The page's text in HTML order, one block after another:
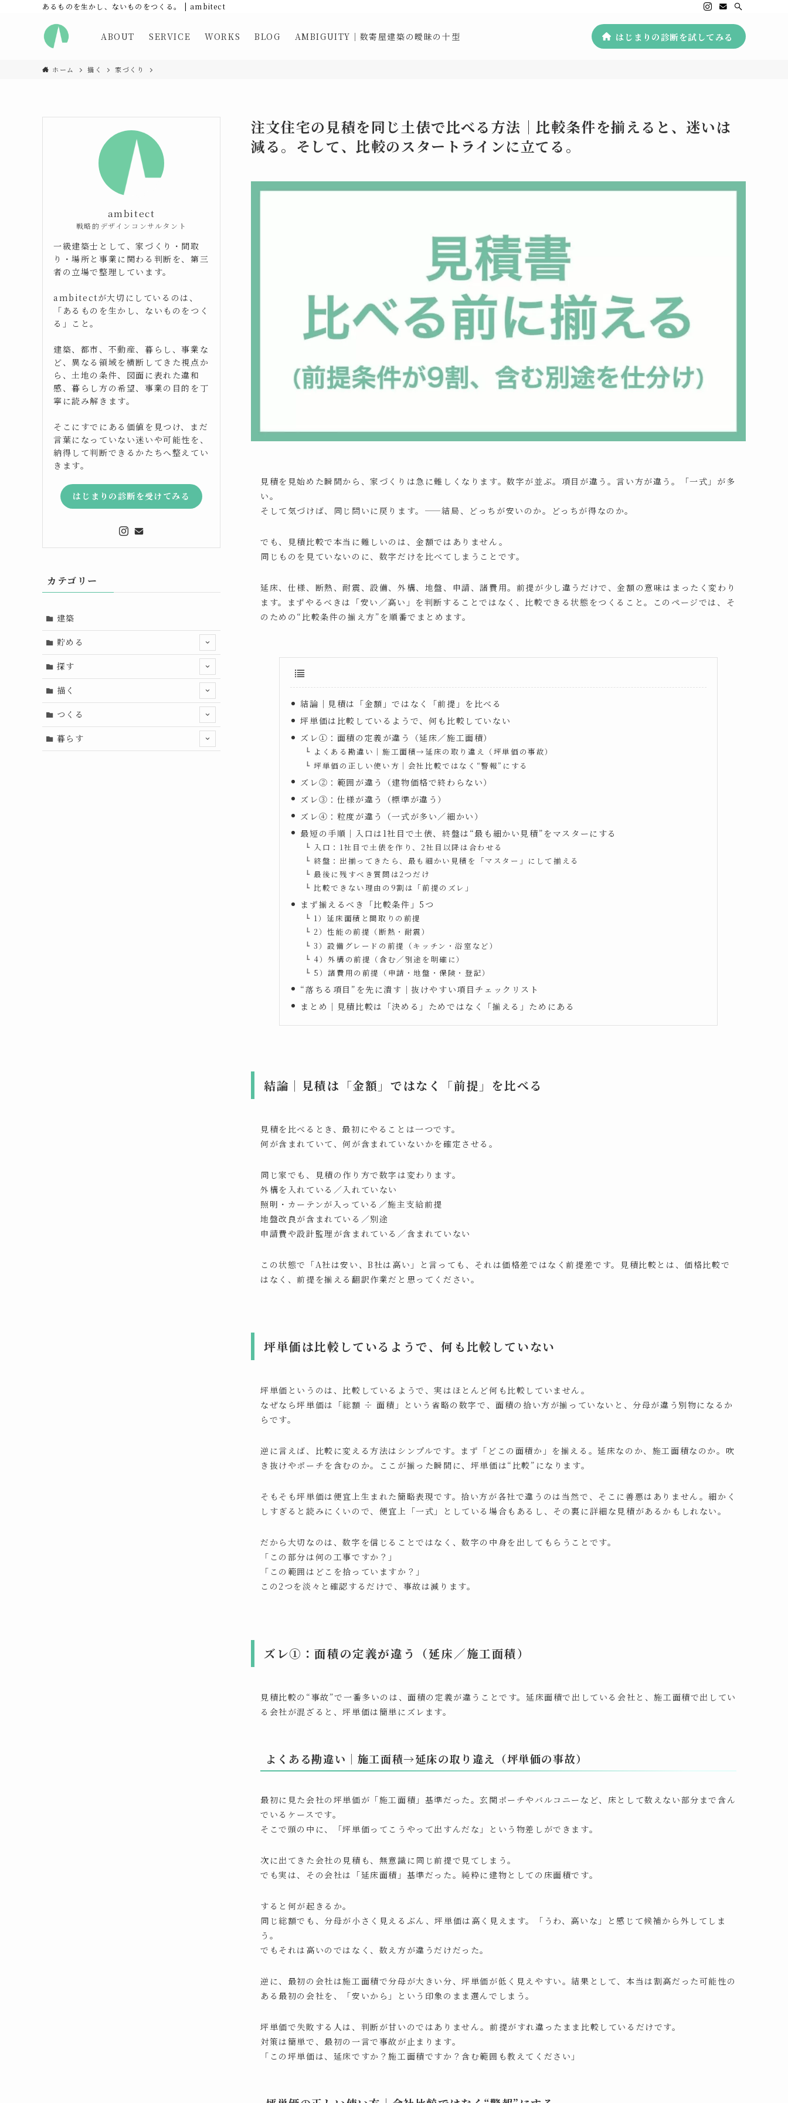
あるものを生かし、ないものをつくる。 | ambitect
ABOUT SERVICE WORKS BLOG AMBIGUITY｜数寄屋建築の曖昧の十型 はじまりの診断を試してみる
ホーム 描く 家づくり
注文住宅の見積を同じ土俵で比べる方法｜比較条件を揃えると、迷いは
減る。そして、比較のスタートラインに立てる。
見積を見始めた瞬間から、家づくりは急に難しくなります。数字が並ぶ。項目が違う。言い方が違う。「一式」が多
い。
そして気づけば、同じ問いに戻ります。——結局、どっちが安いのか。どっちが得なのか。
でも、見積比較で本当に難しいのは、金額ではありません。
同じものを見ていないのに、数字だけを比べてしまうことです。
延床、仕様、断熱、耐震、設備、外構、地盤、申請、諸費用。前提が少し違うだけで、金額の意味はまったく変わり
ます。まずやるべきは「安い／高い」を判断することではなく、比較できる状態をつくること。このページでは、そ
のための“比較条件の揃え方”を順番でまとめます。
結論｜見積は「金額」ではなく「前提」を比べる
坪単価は比較しているようで、何も比較していない
ズレ①：面積の定義が違う（延床／施工面積）
よくある勘違い｜施工面積→延床の取り違え（坪単価の事故）
坪単価の正しい使い方｜会社比較ではなく“警報”にする
ズレ②：範囲が違う（建物価格で終わらない）
ズレ③：仕様が違う（標準が違う）
ズレ④：粒度が違う（一式が多い／細かい）
最短の手順｜入口は1社目で土俵、終盤は“最も細かい見積”をマスターにする
入口：1社目で土俵を作り、2社目以降は合わせる
終盤：出揃ってきたら、最も細かい見積を「マスター」にして揃える
最後に残すべき質問は2つだけ
比較できない理由の9割は「前提のズレ」
まず揃えるべき「比較条件」5つ
1）延床面積と間取りの前提
2）性能の前提（断熱・耐震）
3）設備グレードの前提（キッチン・浴室など）
4）外構の前提（含む／別途を明確に）
5）諸費用の前提（申請・地盤・保険・登記）
“落ちる項目”を先に潰す｜抜けやすい項目チェックリスト
まとめ｜見積比較は「決める」ためではなく「揃える」ためにある
結論｜見積は「金額」ではなく「前提」を比べる
見積を比べるとき、最初にやることは一つです。
何が含まれていて、何が含まれていないかを確定させる。
同じ家でも、見積の作り方で数字は変わります。
外構を入れている／入れていない
照明・カーテンが入っている／施主支給前提
地盤改良が含まれている／別途
申請費や設計監理が含まれている／含まれていない
この状態で「A社は安い、B社は高い」と言っても、それは価格差ではなく前提差です。見積比較とは、価格比較で
はなく、前提を揃える翻訳作業だと思ってください。
坪単価は比較しているようで、何も比較していない
坪単価というのは、比較しているようで、実はほとんど何も比較していません。
なぜなら坪単価は「総額 ÷ 面積」という省略の数字で、面積の拾い方が揃っていないと、分母が違う別物になるか
らです。
逆に言えば、比較に変える方法はシンプルです。まず「どこの面積か」を揃える。延床なのか、施工面積なのか。吹
き抜けやポーチを含むのか。ここが揃った瞬間に、坪単価は“比較”になります。
そもそも坪単価は便宜上生まれた簡略表現です。拾い方が各社で違うのは当然で、そこに善悪はありません。細かく
しすぎると読みにくいので、便宜上「一式」としている場合もあるし、その裏に詳細な見積があるかもしれない。
だから大切なのは、数字を信じることではなく、数字の中身を出してもらうことです。
「この部分は何の工事ですか？」
「この範囲はどこを拾っていますか？」
この2つを淡々と確認するだけで、事故は減ります。
ズレ①：面積の定義が違う（延床／施工面積）
見積比較の“事故”で一番多いのは、面積の定義が違うことです。延床面積で出している会社と、施工面積で出してい
る会社が混ざると、坪単価は簡単にズレます。
よくある勘違い｜施工面積→延床の取り違え（坪単価の事故）
最初に見た会社の坪単価が「施工面積」基準だった。玄関ポーチやバルコニーなど、床として数えない部分まで含ん
でいるケースです。
そこで頭の中に、「坪単価ってこうやって出すんだな」という物差しができます。
次に出てきた会社の見積も、無意識に同じ前提で見てしまう。
でも実は、その会社は「延床面積」基準だった。純粋に建物としての床面積です。
すると何が起きるか。
同じ総額でも、分母が小さく見えるぶん、坪単価は高く見えます。「うわ、高いな」と感じて候補から外してしま
う。
でもそれは高いのではなく、数え方が違うだけだった。
逆に、最初の会社は施工面積で分母が大きい分、坪単価が低く見えやすい。結果として、本当は割高だった可能性の
ある最初の会社を、「安いから」という印象のまま選んでしまう。
坪単価で失敗する人は、判断が甘いのではありません。前提がすれ違ったまま比較しているだけです。
対策は簡単で、最初の一言で事故が止まります。
「この坪単価は、延床ですか？施工面積ですか？含む範囲も教えてください」
ambitect
戦略的デザインコンサルタント
一級建築士として、家づくり・間取
り・場所と事業に関わる判断を、第三
者の立場で整理しています。
ambitectが大切にしているのは、
「あるものを生かし、ないものをつく
る」こと。
建築、都市、不動産、暮らし、事業な
ど、異なる領域を横断してきた視点か
ら、土地の条件、図面に表れた違和
感、暮らし方の希望、事業の目的を丁
寧に読み解きます。
そこにすでにある価値を見つけ、まだ
言葉になっていない迷いや可能性を、
納得して判断できるかたちへ整えてい
きます。
はじまりの診断を受けてみる
カテゴリー
建築
貯める
探す
描く
つくる
暮らす